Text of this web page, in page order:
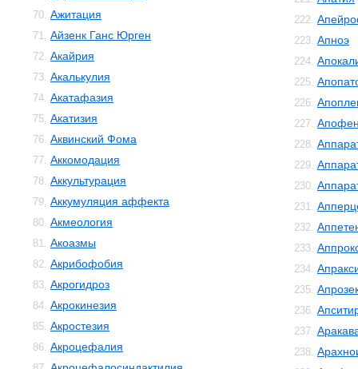
70. Ажитация
71. Айзенк Ганс Юрген
72. Акайрия
73. Акалькулия
74. Акатафазия
75. Акатизия
76. Аквинский Фома
77. Аккомодация
78. Аккультурация
79. Аккумуляция аффекта
80. Акмеология
81. Акоазмы
82. Акрибофобия
83. Акрогидроз
84. Акрокинезия
85. Акростезия
86. Акроцефалия
222.
223. Апноэ
224.
225.
226.
227.
228.
229.
230.
231.
232.
233.
234.
235.
236.
237.
238.